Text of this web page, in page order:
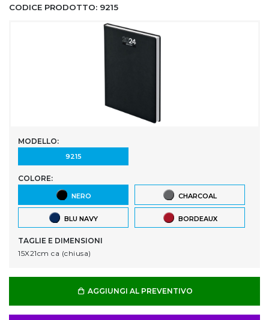
CODICE PRODOTTO: 9215
MODELLO:
9215
COLORE:
NERO CHARCOAL
BLU NAVY BORDEAUX
TAGLIE E DIMENSIONI
15X21cm ca (chiusa)
AGGIUNGI AL PREVENTIVO